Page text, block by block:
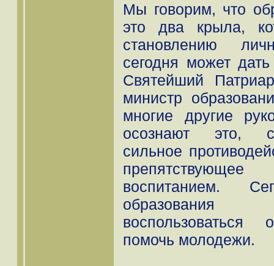
Мы говорим, что
это два крыла,
становлению
сегодня может
Святейший
министр
многие другие
осознают это,
сильное
воспитанием.
образования
помочь молодежи.